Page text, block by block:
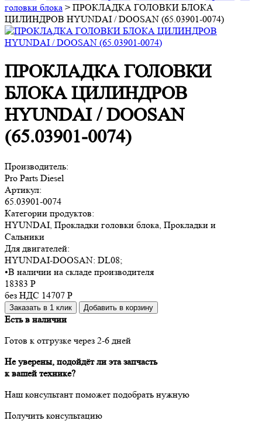
головки блока > ПРОКЛАДКА ГОЛОВКИ БЛОКА
ЦИЛИНДРОВ HYUNDAI / DOOSAN (65.03901-0074)
ПРОКЛАДКА ГОЛОВКИ
БЛОКА ЦИЛИНДРОВ
HYUNDAI / DOOSAN
(65.03901-0074)
Производитель:
Pro Parts Diesel
Артикул:
65.03901-0074
Категории продуктов:
HYUNDAI, Прокладки головки блока, Прокладки и
Сальники
Для двигателей:
HYUNDAI-DOOSAN: DL08;
•В наличии на складе производителя
18383 Р
без НДС 14707 Р
Заказать в 1 клик Добавить в корзину
Есть в наличии
Готов к отгрузке через 2-6 дней
Не уверены, подойдёт ли эта запчасть
к вашей технике?
Наш консультант поможет подобрать нужную
Получить консультацию